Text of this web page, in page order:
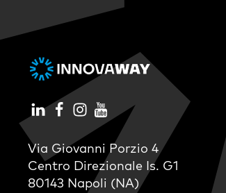
Via Giovanni Porzio 4
Centro Direzionale Is. G1
80143 Napoli (NA)